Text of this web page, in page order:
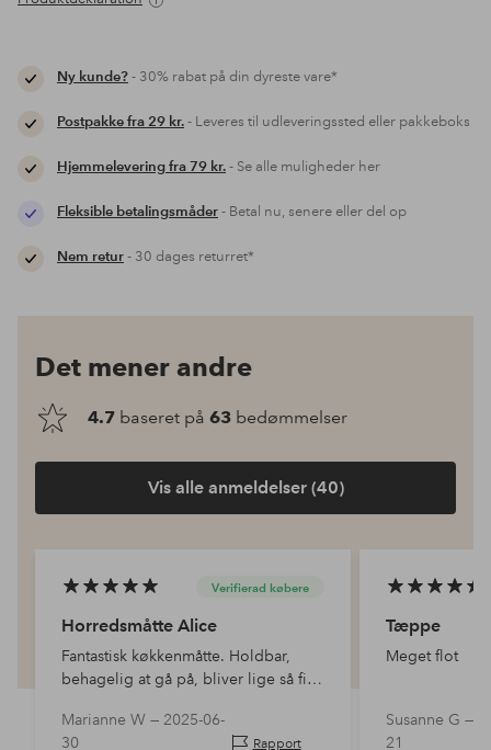
Ny kunde?- 30% rabat på din dyreste vare*
Postpakke fra 29 kr.- Leveres til udleveringssted eller pakkeboks
Hjemmelevering fra 79 kr.- Se alle muligheder her
Fleksible betalingsmåder- Betal nu, senere eller del op
Nem retur- 30 dages returret*
Det mener andre
4.7 baseret på 63 bedømmelser
Vis alle anmeldelser (40)
Verifierad købere
Horredsmåtte Alice
Fantastisk køkkenmåtte. Holdbar,
behagelig at gå på, bliver lige så fin
Marianne W — 2025-06-
30
Rapport
Tæppe
Meget flot
Susanne G —
21